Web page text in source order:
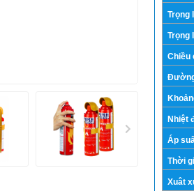
Trọng
Trọng
Chiều
Nhiệt
Áp
Thời
Xuât